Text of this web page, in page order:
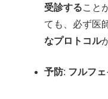
受診すること
ても、必ず医
なプロトコル
予防: フルフェ